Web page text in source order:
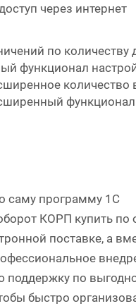
через интернет
по количеству
функционал
количество
саму программу 1С
КОРП купить по
поставке, а
поддержку по
быстро